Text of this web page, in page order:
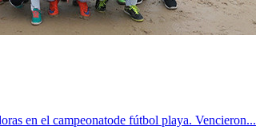
en el campeonatode fútbol playa. Vencieron...